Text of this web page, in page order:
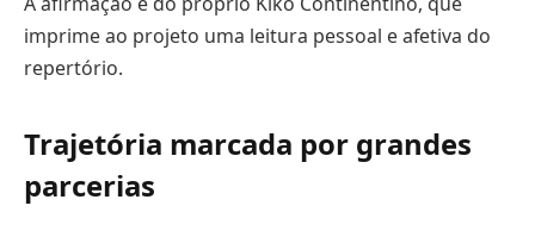
imprime ao projeto uma leitura pessoal e afetiva do
repertório.
Trajetória marcada por grandes
parcerias